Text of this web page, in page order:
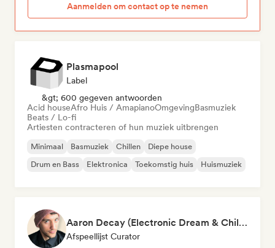
Aanmelden om contact op te nemen
Plasmapool
Label
&gt; 600 gegeven antwoorden
Acid houseAfro Huis / AmapianoOmgevingBasmuziek
Beats / Lo-fi
Artiesten contracteren of hun muziek uitbrengen
Minimaal Basmuziek Chillen
Diepe house
Drum en Bass
Elektronica Toekomstig huis Huismuziek
Aaron Decay (Electronic Dream & Chill Electronic Dream playlists)
Afspeellijst Curator